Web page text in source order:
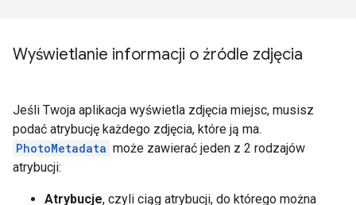
Wyświetlanie informacji o źródle zdjęcia
Jeśli Twoja aplikacja wyświetla zdjęcia miejsc, musisz
podać atrybucję każdego zdjęcia, które ją ma.
PhotoMetadata może zawierać jeden z 2 rodzajów
atrybucji:
Atrybucje, czyli ciąg atrybucji, do którego można